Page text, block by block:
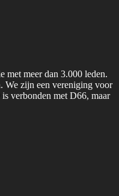
met meer dan 3.000 leden.
We zijn een vereniging voor
verbonden met D66, maar